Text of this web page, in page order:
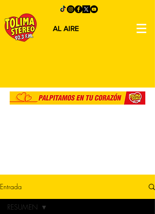
AL AIRE
Entrada
RESUMEN